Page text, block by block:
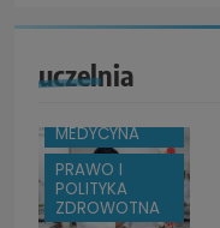
uczelnia
MEDYCYNA
PRAWO I
POLITYKA
ZDROWOTNA